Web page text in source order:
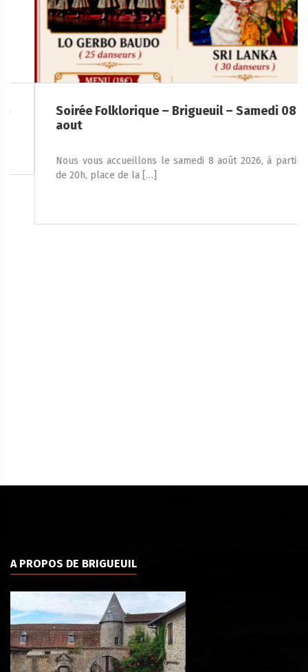
Soirée Folklorique – Brigueuil – Samedi 08
aout
Nous vous accueillons le samedi 8 août 2026, à partir
de 20h, place de la […]
A PROPOS DE BRIGUEUIL